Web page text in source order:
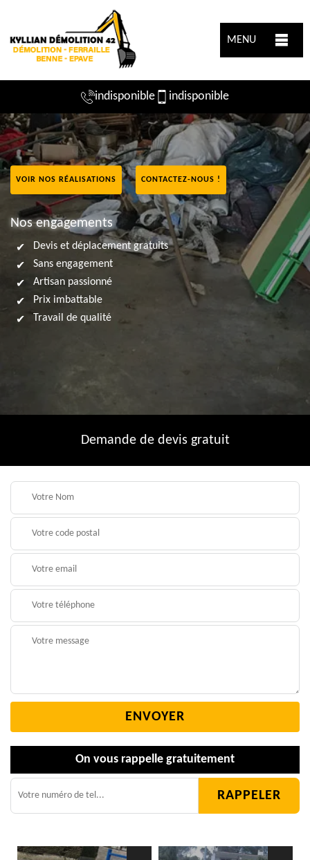
MENU
indisponible indisponible
VOIR NOS RÉALISATIONS CONTACTEZ-NOUS !
Nos engagements
Devis et déplacement gratuits
Sans engagement
Artisan passionné
Prix imbattable
Travail de qualité
Demande de devis gratuit
On vous rappelle gratuitement